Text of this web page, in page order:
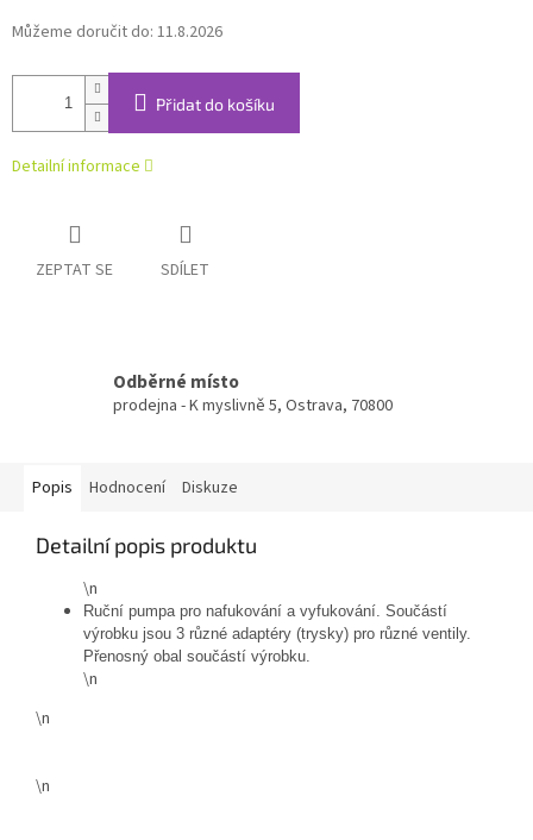
Můžeme doručit do: 11.8.2026
Přidat do košíku
Detailní informace
ZEPTAT SE SDÍLET
Odběrné místo
prodejna - K myslivně 5, Ostrava, 70800
Popis Hodnocení Diskuze
Detailní popis produktu
\n
Ruční pumpa pro nafukování a vyfukování. Součástí
výrobku jsou 3 různé adaptéry (trysky) pro různé ventily.
Přenosný obal součástí výrobku.
\n
\n
\n